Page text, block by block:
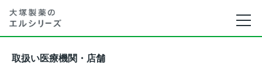
取扱い医療機関・店舗